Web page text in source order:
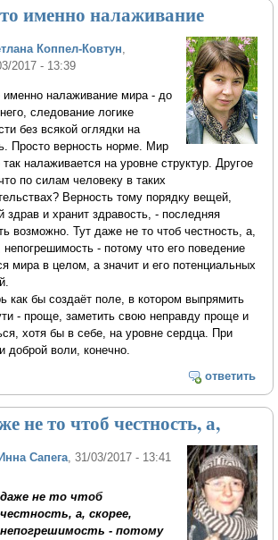
именно налаживание
Коппел-Ковтун,
2017 - 13:39
именно налаживание мира - до
следование логике
без всякой оглядки на
Просто верность норме. Мир
налаживается на уровне структур. Другое
по силам человеку в таких
Верность тому порядку вещей,
здрав и хранит здравость, - последняя
возможно. Тут даже не то чтоб честность, а,
непогрешимость - потому что его поведение
мира в целом, а значит и его потенциальных
как бы создаёт поле, в котором выпрямить
- проще, заметить свою неправду проще и
хотя бы в себе, на уровне сердца. При
доброй воли, конечно.
ответить
не то чтоб честность, а,
Инна Сапега , 31/03/2017 - 13:41
даже не то чтоб
честность, а, скорее,
непогрешимость - потому